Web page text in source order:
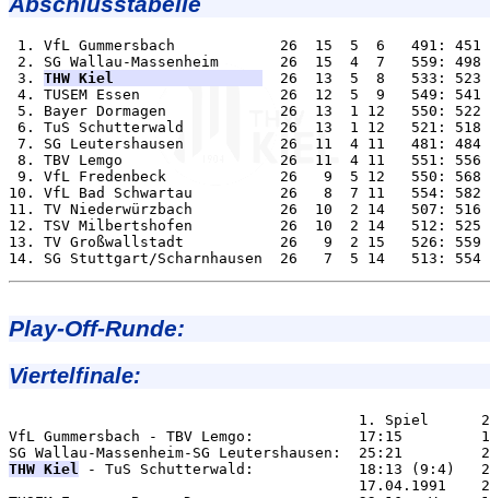
1. VfL Gummersbach            26  15  5  6   491: 451
2. SG Wallau-Massenheim       26  15  4  7   559: 498
3. THW Kiel
26  13  5  8   533: 523
4. TUSEM Essen                26  12  5  9   549: 541
5. Bayer Dormagen             26  13  1 12   550: 522
6. TuS Schutterwald           26  13  1 12   521: 518
7. SG Leutershausen           26  11  4 11   481:
8. TBV Lemgo                  26  11  4 11   551: 556
9. VfL Fredenbeck             26   9  5 12   550: 568
10. VfL Bad Schwartau          26   8  7 11   554: 582
11. TV Niederwürzbach          26  10  2 14   507:
12. TSV Milbertshofen          26  10  2 14   512: 525
13. TV Großwallstadt           26   9  2 15   526: 559
Play-Off-Runde:
Viertelfinale:
1. Spiel
VfL Gummersbach - TBV Lemgo:            17:15
THW Kiel - TuS Schutterwald:            18:13 (9:4)
17.04.1991